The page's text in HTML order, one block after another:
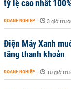
tỷ lệ cao nhất 100%
DOANH NGHIỆP - 3 giờ
Điện Máy Xanh
tăng thanh khoản
DOANH NGHIỆP - 10 giờ